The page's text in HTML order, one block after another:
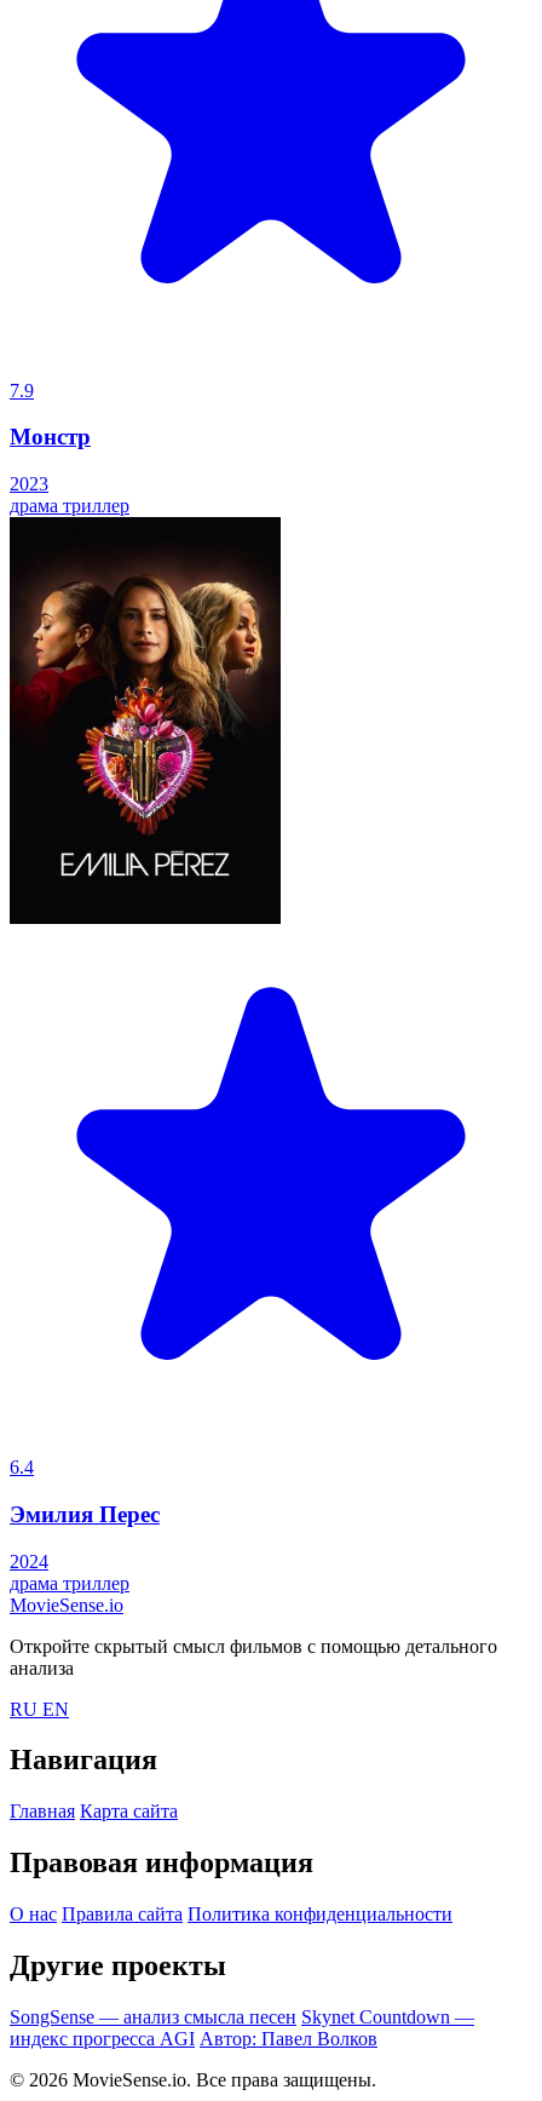
7.9
Монстр
2023
драма триллер
6.4
Эмилия Перес
2024
драма триллер
MovieSense.io
Откройте скрытый смысл фильмов с помощью детального
анализа
RU EN
Навигация
Главная Карта сайта
Правовая информация
О нас Правила сайта Политика конфиденциальности
Другие проекты
SongSense — анализ смысла песен Skynet Countdown —
индекс прогресса AGI Автор: Павел Волков
© 2026 MovieSense.io. Все права защищены.